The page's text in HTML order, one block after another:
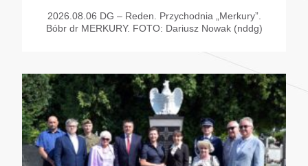
2026.08.06 DG – Reden. Przychodnia „Merkury”.
Bóbr dr MERKURY. FOTO: Dariusz Nowak (nddg)